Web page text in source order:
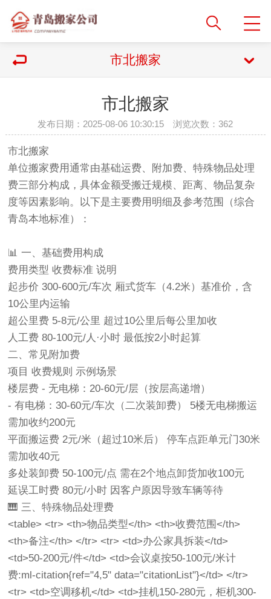
市北搬家
市北搬家
发布日期：2025-08-06 10:30:15 浏览次数：362
市北搬家
单位搬家费用通常由基础运费、附加费、特殊物品处理
费三部分构成，具体金额受搬迁规模、距离、物品复杂
度等因素影响。以下是主要费用明细及参考范围（综合
青岛本地标准）：
📊 一、基础费用构成
费用类型‌ ‌收费标准‌ ‌说明‌
起步价‌ 300-600元/车次 厢式货车（4.2米）基准价，含
10公里内运输
超公里费‌ 5-8元/公里 超过10公里后每公里加收
人工费‌ 80-100元/人·小时 最低按2小时起算
二、常见附加费
项目‌ ‌收费规则‌ ‌示例场景‌
楼层费‌ - 无电梯：20-60元/层（按层高递增）
- 有电梯：30-60元/车次（二次装卸费） 5楼无电梯搬运
需加收约200元
平面搬运费‌ 2元/米（超过10米后） 停车点距单元门30米
需加收40元
多处装卸费‌ 50-100元/点 需在2个地点卸货加收100元
延误工时费‌ 80元/小时 因客户原因导致车辆等待
🎹 三、特殊物品处理费
<table> <tr> <th>物品类型</th> <th>收费范围</th>
<th>备注</th> </tr> <tr> <td>办公家具拆装</td>
<td>50-200元/件</td> <td>会议桌按50-100元/米计
费:ml-citation{ref="4,5" data="citationList"}</td> </tr>
<tr> <td>空调移机</td> <td>挂机150-280元，柜机300-